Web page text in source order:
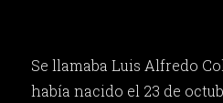
Se llamaba Luis Alfredo
había nacido el 23 de